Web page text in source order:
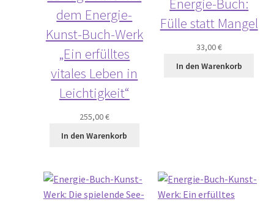
dem Energie-
Kunst-Buch-Werk
„Ein erfülltes
vitales Leben in
Leichtigkeit“
255,00€
In den Warenkorb
Fülle statt Mangel
33,00€
In den Warenkorb